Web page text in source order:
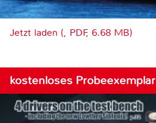
Jetzt laden (, PDF, 6.68 MB)
kostenloses Probeexemplar